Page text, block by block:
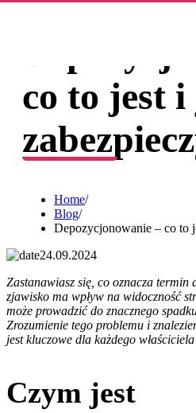
co to jest
Home/
Blog/
Depozycjonowanie – co to
24.09.2024
Zastanawiasz się, co oznacza termin
zjawisko ma wpływ na widoczność
może prowadzić do znacznego
Zrozumienie tego problemu i
jest kluczowe dla każdego
Czym jest